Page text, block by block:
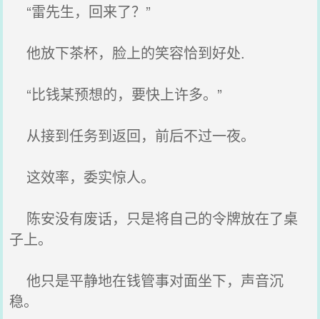
“雷先生，回来了？”
他放下茶杯，脸上的笑容恰到好处.
“比钱某预想的，要快上许多。”
从接到任务到返回，前后不过一夜。
这效率，委实惊人。
陈安没有废话，只是将自己的令牌放在了桌
子上。
他只是平静地在钱管事对面坐下，声音沉
稳。